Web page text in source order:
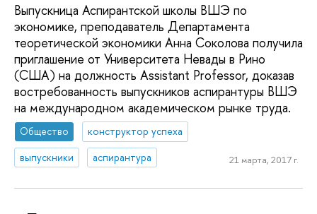
Выпускница Аспирантской школы ВШЭ по
экономике, преподаватель Департамента
теоретической экономики Анна Соколова получила
приглашение от Университета Невады в Рино
(США) на должность Assistant Professor, доказав
востребованность выпускников аспирантуры ВШЭ
на международном академическом рынке труда.
Общество
конструктор успеха
выпускники
аспирантура 21 марта, 2017 г.